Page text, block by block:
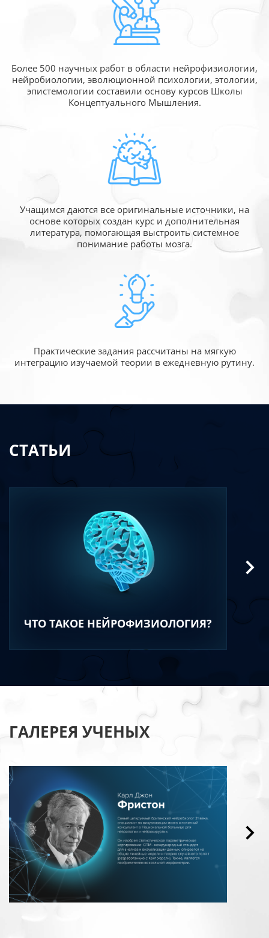
Более 500 научных работ в области нейрофизиологии,
нейробиологии, эволюционной психологии, этологии,
эпистемологии составили основу курсов Школы
Концептуального Мышления.
Учащимся даются все оригинальные источники, на
основе которых создан курс и дополнительная
литература, помогающая выстроить системное
понимание работы мозга.
Практические задания рассчитаны на мягкую
интеграцию изучаемой теории в ежедневную рутину.
СТАТЬИ
ЧТО ТАКОЕ НЕЙРОФИЗИОЛОГИЯ?
ГАЛЕРЕЯ УЧЕНЫХ